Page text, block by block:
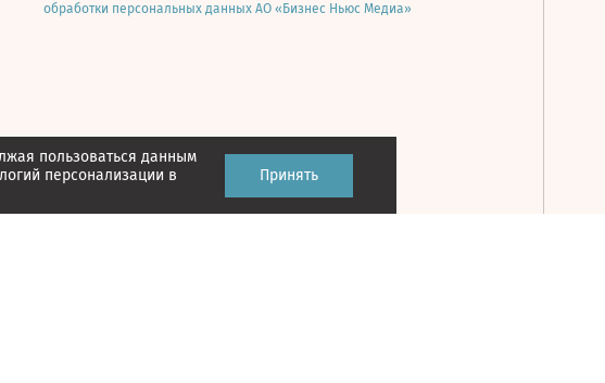
пользоваться данным
персонализации в
Принять
обработки персональных данных АО «Бизнес Ньюс Медиа»